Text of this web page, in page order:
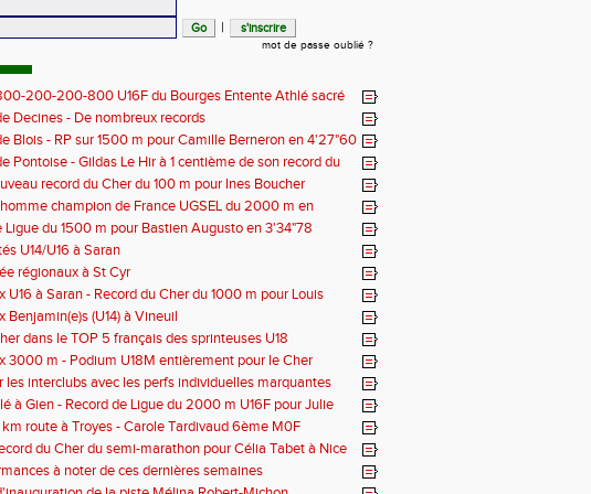
|
mot de passe oublié ?
200-200-800 U16F du Bourges Entente Athlé sacré
France
Decines - De nombreux records
Blois - RP sur 1500 m pour Camille Berneron en 4'27"60
Pontoise - Gildas Le Hir à 1 centième de son record du
m record du Cher du 100 m pour Ines Boucher
champion de France UGSEL du 2000 m en
Ligue du 1500 m pour Bastien Augusto en 3'34"78
U14/U16 à Saran
régionaux à St Cyr
U16 à Saran - Record du Cher du 1000 m pour Louis
- 2'38"80
Benjamin(e)s (U14) à Vineuil
dans le TOP 5 français des sprinteuses U18
3000 m - Podium U18M entièrement pour le Cher
les interclubs avec les perfs individuelles marquantes
à Gien - Record de Ligue du 2000 m U16F pour Julie
km route à Troyes - Carole Tardivaud 6ème M0F
du Cher du semi-marathon pour Célia Tabet à Nice
à noter de ces dernières semaines